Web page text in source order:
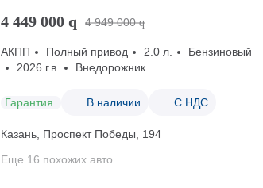
4 449 000 q 4 949 000 q
АКПП Полный привод 2.0 л.
Бензиновый
2026 г.в.
Внедорожник
Гарантия В наличии С НДС
Казань, Проспект Победы, 194
Еще 16 похожих авто